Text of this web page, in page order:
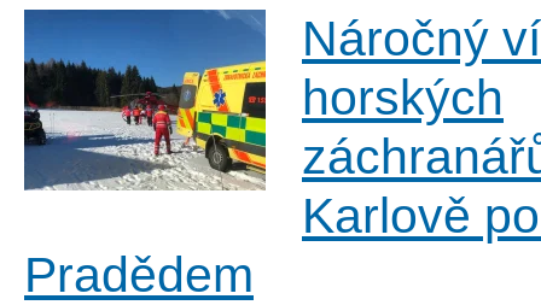
Náročný
horských
Karlově
Pradědem